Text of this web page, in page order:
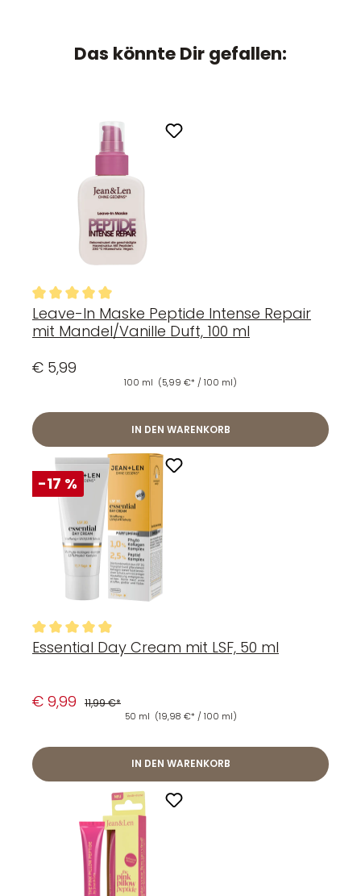
Das könnte Dir gefallen:
Durchschnittliche Bewertung von 5 von 5 Sternen
Leave-In Maske Peptide Intense Repair
mit Mandel/Vanille Duft, 100 ml
€ 5,99
100 ml (5,99 €* / 100 ml)
IN DEN WARENKORB
-17 %
Durchschnittliche Bewertung von 4.97 von 5 Sternen
Essential Day Cream mit LSF, 50 ml
€ 9,99 11,99 €*
50 ml (19,98 €* / 100 ml)
IN DEN WARENKORB